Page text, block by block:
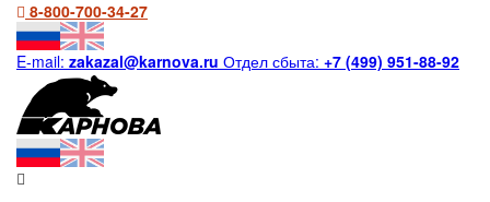
8-800-700-34-27
E-mail: zakazal@karnova.ru Отдел сбыта: +7 (499) 951-88-92